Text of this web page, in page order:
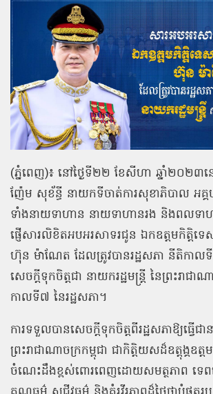
(ភ្នំពេញ)៖ នៅថ្ងៃទី២២ ខែសីហា ឆ្នាំ២០២៣
ញ៉ែម សុខ័ន្ធី នាយកទីចាត់ការសុខាភិបាល អគ្គបញ្
ទាំងនាយទាហាន នាយទាហានរង និងពលទា
ផ្ញើសារលិខិតអបអរសាទរជូន ឯកឧត្តមកិត្តិទ
ហ៊ុន ម៉ាណែត ដែលត្រូវបានរដ្ឋសភា នីតិកាល
សេចក្តីទុកចិត្តជា នាយករដ្ឋមន្ត្រី នៃព្រះរាជា
កាលទី៧ នៃរដ្ឋសភា។
ការទទួលបានសេចក្តីទុកចិត្តពីរដ្ឋសភាឱ្យធ្វើជាន
ព្រះរាជាណាចក្រកម្ពុជា ជាកិត្តិយសដ៏ឧត្តុង្គឧ
ចំណេះដឹងខ្ពស់ពោរពេញដោយសមត្ថភាព ទ